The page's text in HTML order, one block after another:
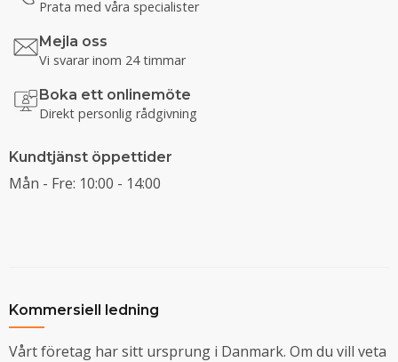
Prata med våra specialister
Mejla oss
Vi svarar inom 24 timmar
Boka ett onlinemöte
Direkt personlig rådgivning
Kundtjänst öppettider
Mån - Fre: 10:00 - 14:00
Kommersiell ledning
Vårt företag har sitt ursprung i Danmark. Om du vill veta